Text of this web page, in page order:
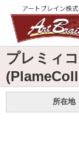
プレミィ
所在地